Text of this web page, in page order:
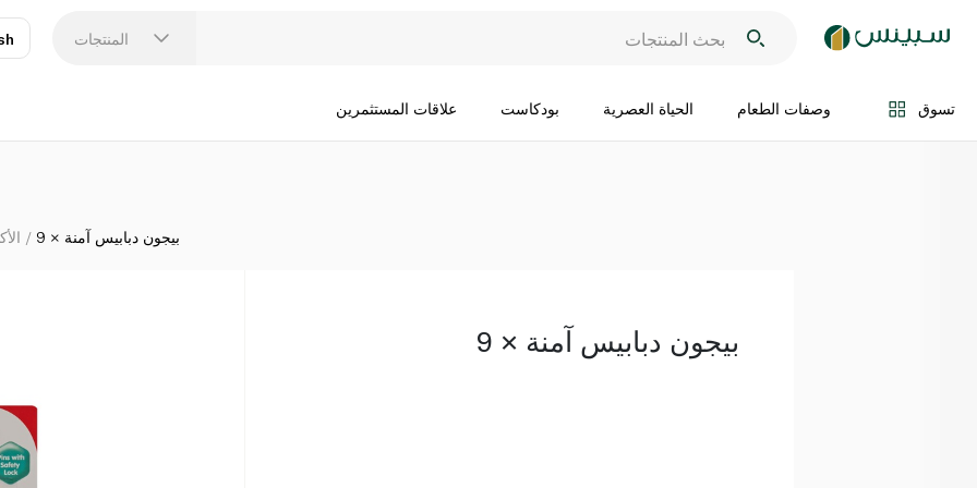
المنتجات
تسوق وصفات الطعام الحياة العصرية بودكاست علاقات المستثمرين
اضف الى السلة
بيجون دبابيس آمنة × 9
بيجون دبابيس آمنة × 9